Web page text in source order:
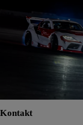
Kontakt